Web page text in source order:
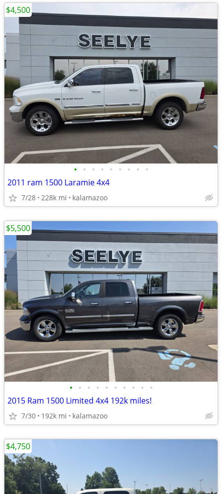
• • • • • • • • •
2011 ram 1500 Laramie 4x4
7/28 228k mi kalamazoo
$4,500
• • • • • • • • • •
2015 Ram 1500 Limited 4x4 192k miles!
7/30 192k mi kalamazoo
$5,500
$4,750